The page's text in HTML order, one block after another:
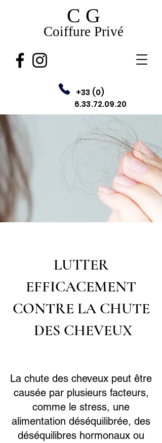
C G
Coiffure Privé
+33 (0)
6.33.72.09.20
LUTTER
EFFICACEMENT
CONTRE LA CHUTE
DES CHEVEUX
La chute des cheveux peut être
causée par plusieurs facteurs,
comme le stress, une
alimentation déséquilibrée, des
déséquilibres hormonaux ou